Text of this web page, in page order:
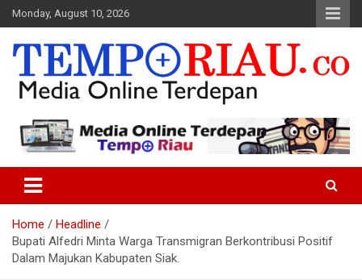
Skip
to
content
Monday, August 10, 2026
Tempo Riau
Home
Headline
Bupati Alfedri Minta Warga Transmigran Berkontribusi Positif
Dalam Majukan Kabupaten Siak.